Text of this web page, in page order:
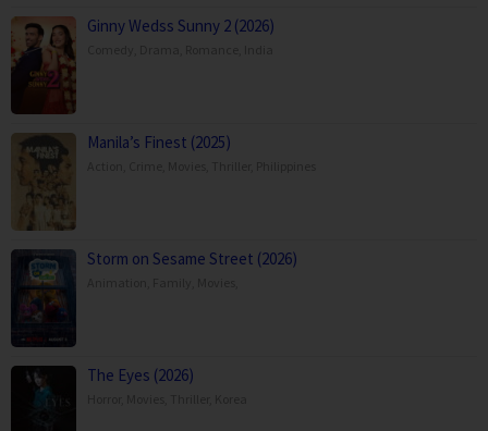
Ginny Wedss Sunny 2 (2026)
Manila’s Finest (2025)
Storm on Sesame Street (2026)
The Eyes (2026)